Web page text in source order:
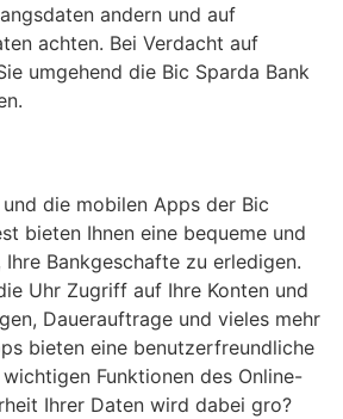
andern und auf
achten. Bei Verdacht auf
umgehend die Bic Sparda Bank
die mobilen Apps der Bic
bieten Ihnen eine bequeme und
Bankgeschafte zu erledigen.
Uhr Zugriff auf Ihre Konten und
Dauerauftrage und vieles mehr
bieten eine benutzerfreundliche
Funktionen des Online-
Ihrer Daten wird dabei gro?